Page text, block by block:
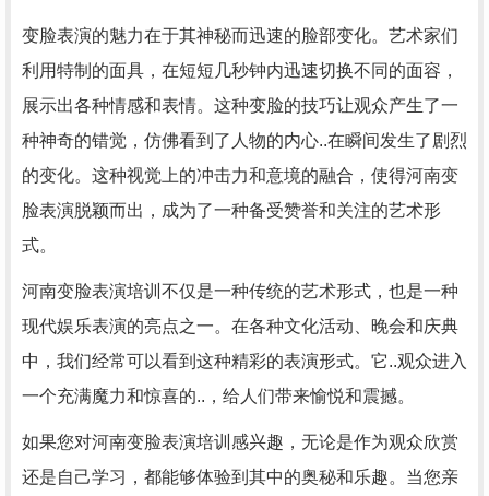
变脸表演的魅力在于其神秘而迅速的脸部变化。艺术家们
利用特制的面具，在短短几秒钟内迅速切换不同的面容，
展示出各种情感和表情。这种变脸的技巧让观众产生了一
种神奇的错觉，仿佛看到了人物的内心..在瞬间发生了剧烈
的变化。这种视觉上的冲击力和意境的融合，使得河南变
脸表演脱颖而出，成为了一种备受赞誉和关注的艺术形
式。
河南变脸表演培训不仅是一种传统的艺术形式，也是一种
现代娱乐表演的亮点之一。在各种文化活动、晚会和庆典
中，我们经常可以看到这种精彩的表演形式。它..观众进入
一个充满魔力和惊喜的..，给人们带来愉悦和震撼。
如果您对河南变脸表演培训感兴趣，无论是作为观众欣赏
还是自己学习，都能够体验到其中的奥秘和乐趣。当您亲